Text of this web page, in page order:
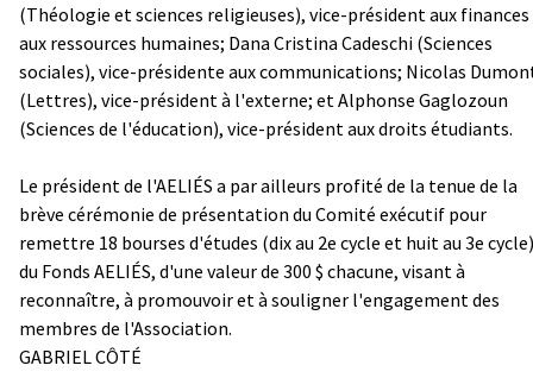
(Théologie et sciences religieuses), vice-président aux
aux ressources humaines; Dana Cristina Cadeschi (Sciences
sociales), vice-présidente aux communications; Nicolas
(Lettres), vice-président à l'externe; et Alphonse Gaglozoun
(Sciences de l'éducation), vice-président aux droits étudiants.
Le président de l'AELIÉS a par ailleurs profité de la tenue de la
brève cérémonie de présentation du Comité exécutif pour
remettre 18 bourses d'études (dix au 2e cycle et huit au 3e cycle)
du Fonds AELIÉS, d'une valeur de 300 $ chacune, visant à
reconnaître, à promouvoir et à souligner l'engagement des
membres de l'Association.
GABRIEL CÔTÉ